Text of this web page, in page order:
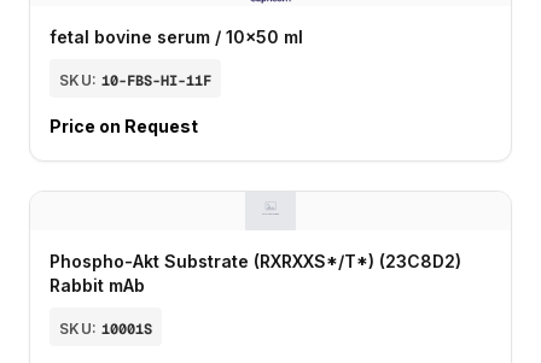
fetal bovine serum / 10x50 ml
SKU: 10-FBS-HI-11F
Price on Request
Phospho-Akt Substrate (RXRXXS*/T*) (23C8D2)
Rabbit mAb
SKU: 10001S